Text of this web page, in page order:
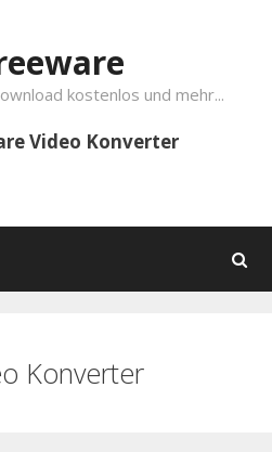
kostenlos und mehr...
Video Konverter
Suchen
Konverter